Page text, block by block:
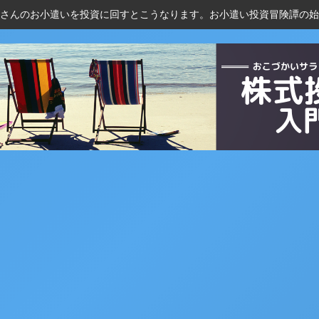
んのお小遣いを投資に回すとこうなります。お小遣い投資冒険譚の